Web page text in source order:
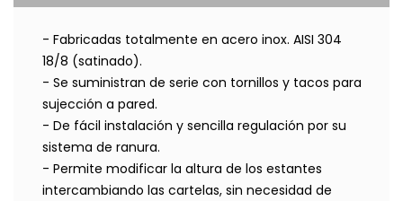
- Fabricadas totalmente en acero inox. AISI 304
18/8 (satinado).
- Se suministran de serie con tornillos y tacos para
sujección a pared.
- De fácil instalación y sencilla regulación por su
sistema de ranura.
- Permite modificar la altura de los estantes
intercambiando las cartelas, sin necesidad de